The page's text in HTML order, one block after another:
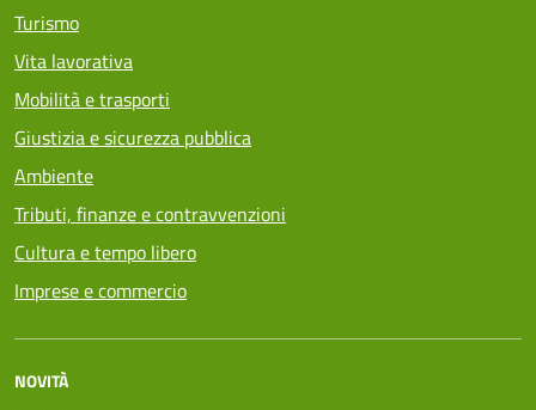
Turismo
Vita lavorativa
Mobilità e trasporti
Giustizia e sicurezza pubblica
Ambiente
Tributi, finanze e contravvenzioni
Cultura e tempo libero
Imprese e commercio
NOVITÀ